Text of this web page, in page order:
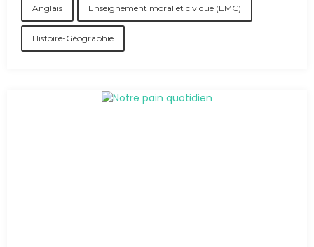
Anglais Enseignement moral et civique (EMC)
Histoire-Géographie